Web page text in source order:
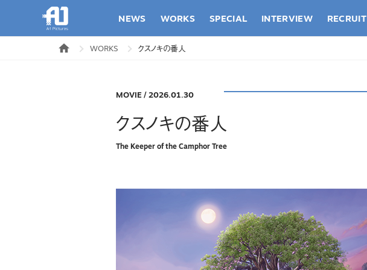
NEWS WORKS SPECIAL INTERVIEW RECRUIT
WORKS クスノキの番人
MOVIE/2026.01.30
クスノキの番人
The Keeper of the Camphor Tree